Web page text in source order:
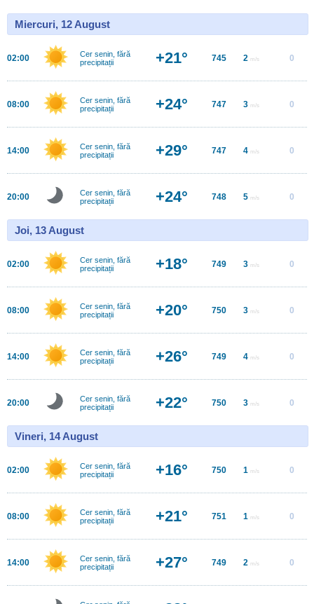
Miercuri, 12 August
02:00
Cer senin, fără
precipitații
+21° 745 2 m/s 0
08:00
Cer senin, fără
precipitații
+24° 747 3 m/s 0
14:00
Cer senin, fără
precipitații
+29° 747 4 m/s 0
20:00
Cer senin, fără
precipitații
+24° 748 5 m/s 0
Joi, 13 August
02:00
Cer senin, fără
precipitații
+18° 749 3 m/s 0
08:00
Cer senin, fără
precipitații
+20° 750 3 m/s 0
14:00
Cer senin, fără
precipitații
+26° 749 4 m/s 0
20:00
Cer senin, fără
precipitații
+22° 750 3 m/s 0
Vineri, 14 August
02:00
Cer senin, fără
precipitații
+16° 750 1 m/s 0
08:00
Cer senin, fără
precipitații
+21° 751 1 m/s 0
14:00
Cer senin, fără
precipitații
+27° 749 2 m/s 0